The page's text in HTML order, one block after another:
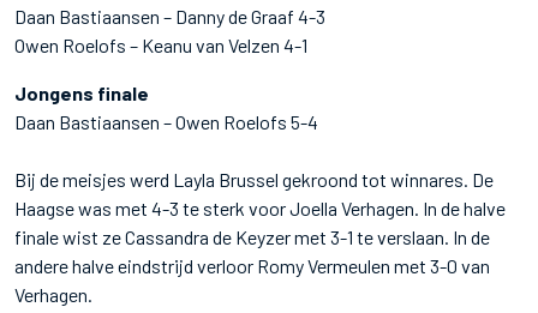
Daan Bastiaansen – Danny de Graaf 4-3
Owen Roelofs – Keanu van Velzen 4-1
Jongens finale
Daan Bastiaansen – Owen Roelofs 5-4
Bij de meisjes werd Layla Brussel gekroond tot winnares. De
Haagse was met 4-3 te sterk voor Joella Verhagen. In de halve
finale wist ze Cassandra de Keyzer met 3-1 te verslaan. In de
andere halve eindstrijd verloor Romy Vermeulen met 3-0 van
Verhagen.